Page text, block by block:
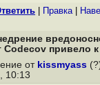
Правка|
Codecov привело
от kissmyass
10:13